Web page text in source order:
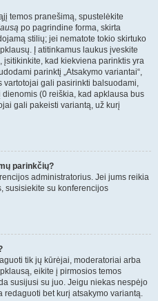
temos pranešimą, spustelėkite
po pagrindine forma, skirta
stilių; jei nematote tokio skirtuko
Į atitinkamus laukus įveskite
įsitikinkite, kad kiekviena parinktis yra
parinktį „Atsakymo variantai“,
vartotojai gali pasirinkti balsuodami,
(0 reiškia, kad apklausa bus
gali pakeisti variantą, už kurį
parinkčių?
administratorius. Jei jums reikia
susisiekite su konferencijos
tik jų kūrėjai, moderatoriai arba
eikite į pirmosios temos
susijusi su juo. Jeigu niekas nespėjo
bet kurį atsakymo variantą.